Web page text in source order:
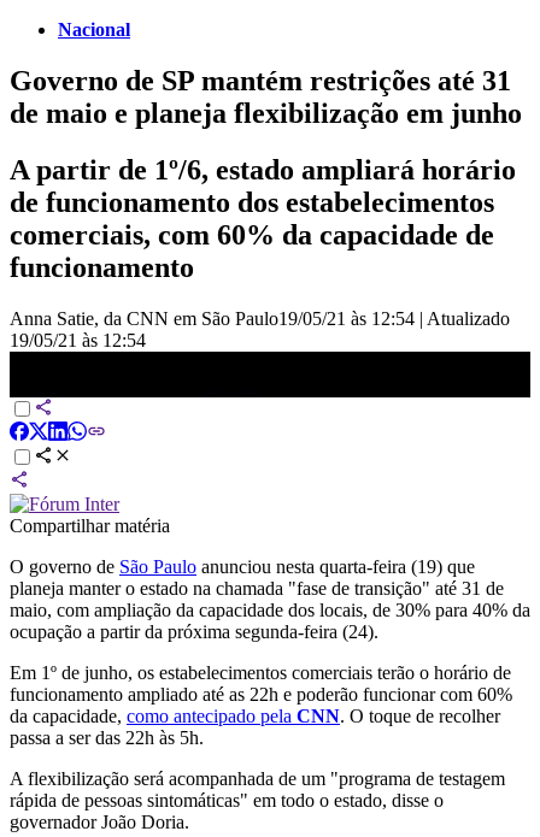
Nacional
Governo de SP mantém restrições até 31
de maio e planeja flexibilização em junho
A partir de 1º/6, estado ampliará horário
de funcionamento dos estabelecimentos
comerciais, com 60% da capacidade de
funcionamento
Anna Satie, da CNN em São Paulo19/05/21 às 12:54 | Atualizado
19/05/21 às 12:54
Compartilhar matéria
O governo de São Paulo anunciou nesta quarta-feira (19) que
planeja manter o estado na chamada "fase de transição" até 31 de
maio, com ampliação da capacidade dos locais, de 30% para 40% da
ocupação a partir da próxima segunda-feira (24).
Em 1º de junho, os estabelecimentos comerciais terão o horário de
funcionamento ampliado até as 22h e poderão funcionar com 60%
da capacidade, como antecipado pela CNN. O toque de recolher
passa a ser das 22h às 5h.
A flexibilização será acompanhada de um "programa de testagem
rápida de pessoas sintomáticas" em todo o estado, disse o
governador João Doria.